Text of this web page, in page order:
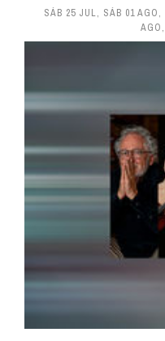
SÁB 25 JUL, SÁB 01 AGO,
AGO,